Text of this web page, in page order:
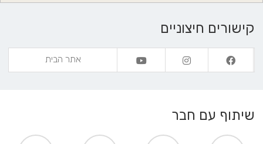
קישורים חיצוניים
אתר הבית
שיתוף עם חבר